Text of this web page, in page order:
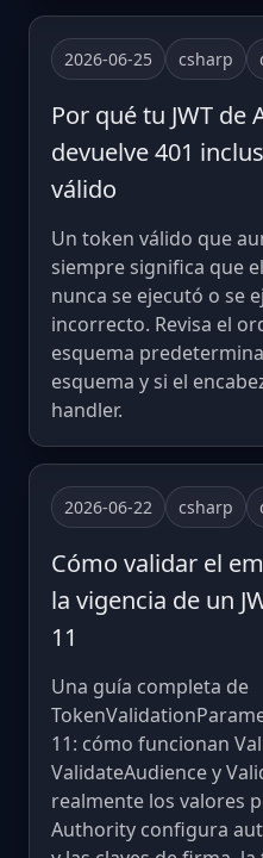
2026-06-25 csharp
Por qué tu JWT de
devuelve 401
válido
Un token válido que
siempre significa que
nunca se ejecutó o se
incorrecto. Revisa el
esquema
esquema y si el
handler.
2026-06-22 csharp
Cómo validar el
la vigencia de un
11
Una guía completa de
11: cómo funcionan
ValidateAudience y
realmente los valores
Authority configura